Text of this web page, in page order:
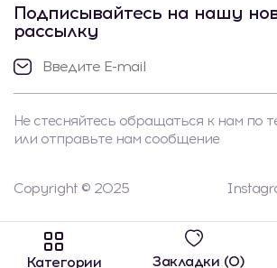
Категории Закладки (0)
Подписывайтесь на нашу
рассылку
Не стесняйтесь обращаться к нам по
или отправьте нам сообщение
Copyright © 2025